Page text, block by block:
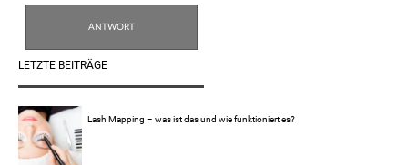
LETZTE BEITRÄGE
Lash Mapping – was ist das und wie funktioniert es?